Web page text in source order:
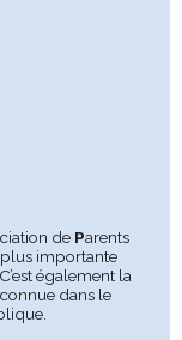
de Parents
plus importante
également la
dans le